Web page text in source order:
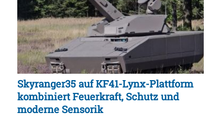
Skyranger35 auf KF41-Lynx-Plattform
kombiniert Feuerkraft, Schutz und
moderne Sensorik